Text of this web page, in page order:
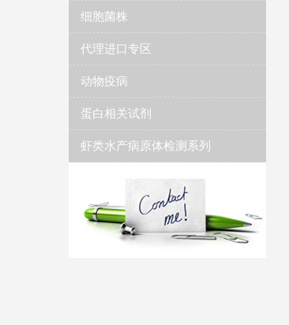
细胞菌株
代理进口专区
动物疫病
蛋白相关试剂
虾类水产病原体检测系列